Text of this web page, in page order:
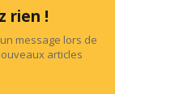
rien !
message lors de
articles